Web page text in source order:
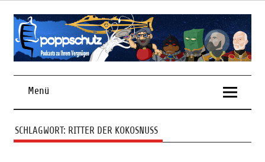
Skip
contentPodcasts zu Ihrem Vergnügen
Menü
SCHLAGWORT: RITTER DER KOKOSNUSS